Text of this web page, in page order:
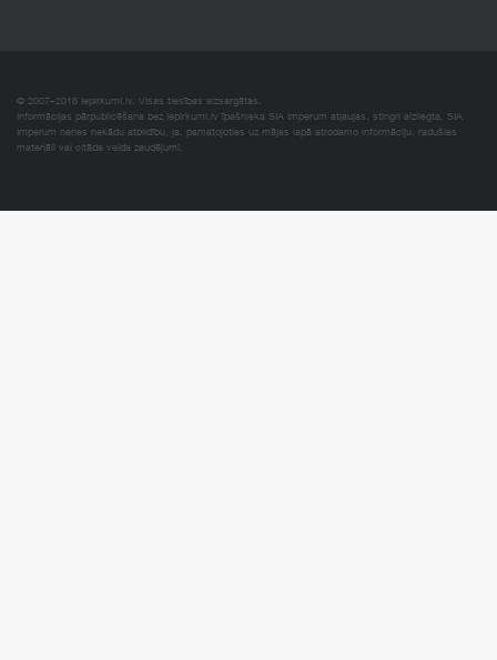
© 2007–2018 Iepirkumi.lv. Visas tiesības aizsargātas.
Informācijas pārpublicēšana bez iepirkumi.lv īpašnieka SIA Imperum atļaujas, stingri aizliegta. SIA
Imperum nenes nekādu atbildību, ja, pamatojoties uz mājas lapā atrodamo informāciju, radušies
materiāli vai citāda veida zaudējumi.